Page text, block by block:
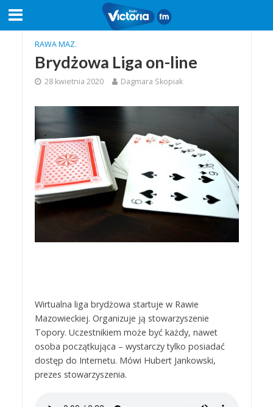
RAWA MAZ.
Brydżowa Liga on-line
28 kwietnia 2020 Dagmara Skopiak
Wirtualna liga brydżowa startuje w Rawie
Mazowieckiej. Organizuje ją stowarzyszenie
Topory. Uczestnikiem może być każdy, nawet
osoba początkująca – wystarczy tylko posiadać
dostęp do Internetu. Mówi Hubert Jankowski,
prezes stowarzyszenia.